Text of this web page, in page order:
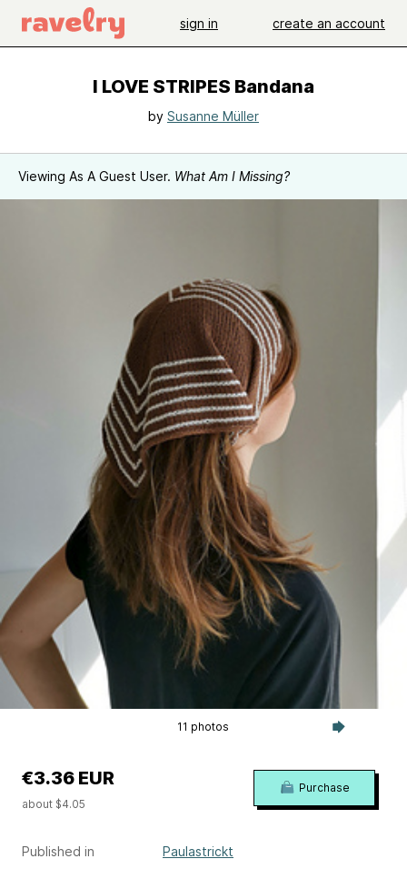
sign in create an account
I LOVE STRIPES Bandana
by Susanne Müller
Viewing As A Guest User. What Am I Missing?
11 photos
Published in
Paulastrickt
€3.36 EUR
about $4.05
Purchase